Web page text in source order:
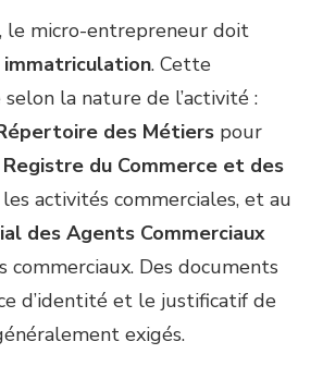
le micro-entrepreneur doit
immatriculation. Cette
la nature de l’activité :
des Métiers pour
Registre du Commerce et des
activités commerciales, et au
des Agents Commerciaux
commerciaux. Des documents
d’identité et le justificatif de
exigés.